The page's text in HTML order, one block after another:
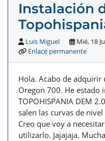
Instalación
Luis Miguel
Mié, 18
Enlace permanente
Hola. Acabo de adquirir
Oregon 700. He estado
TOPOHISPANIA DEM
salen las curvas de
Creo que voy a
utilizarlo. Jajajaja.